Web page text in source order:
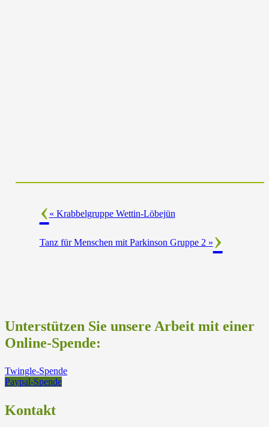
« Krabbelgruppe Wettin-Löbejün
Tanz für Menschen mit Parkinson Gruppe 2 »
Unterstützen Sie unsere Arbeit mit einer
Online-Spende:
Twingle-Spende
Paypal-Spende
Kontakt